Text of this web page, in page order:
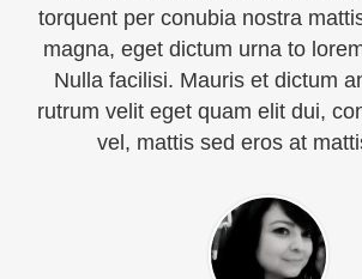
torquent per conubia nostra
magna, eget dictum urna to
Nulla facilisi. Mauris et dictum
rutrum velit eget quam elit dui,
vel, mattis sed eros at